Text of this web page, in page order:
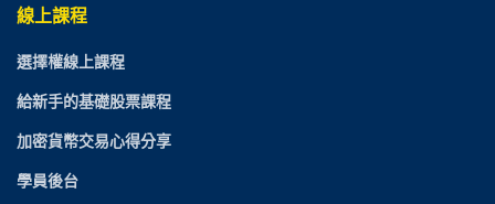
線上課程
選擇權線上課程
給新手的基礎股票課程
加密貨幣交易心得分享
學員後台